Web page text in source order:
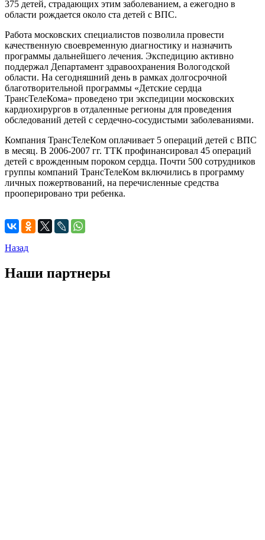
375 детей, страдающих этим заболеванием, а ежегодно в
области рождается около ста детей с ВПС.
Работа московских специалистов позволила провести
качественную своевременную диагностику и назначить
программы дальнейшего лечения. Экспедицию активно
поддержал Департамент здравоохранения Вологодской
области. На сегодняшний день в рамках долгосрочной
благотворительной программы «Детские сердца
ТрансТелеКома» проведено три экспедиции московских
кардиохирургов в отдаленные регионы для проведения
обследований детей с сердечно-сосудистыми заболеваниями.
Компания ТрансТелеКом оплачивает 5 операций детей с ВПС
в месяц. В 2006-2007 гг. ТТК профинансировал 45 операций
детей с врожденным пороком сердца. Почти 500 сотрудников
группы компаний ТрансТелеКом включились в программу
личных пожертвований, на перечисленные средства
прооперировано три ребенка.
Назад
Наши партнеры